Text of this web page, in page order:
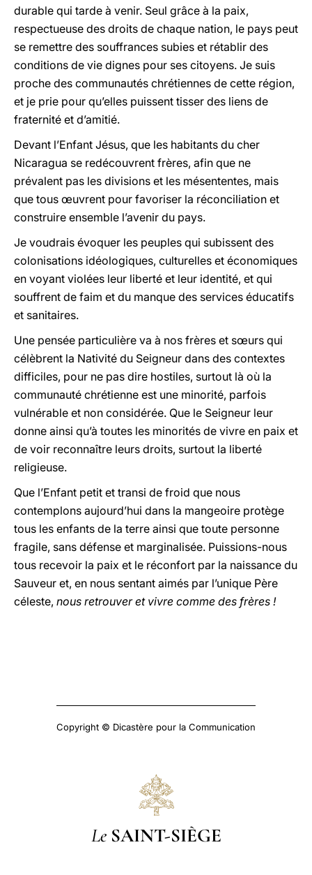
durable qui tarde à venir. Seul grâce à la paix,
respectueuse des droits de chaque nation, le pays peut
se remettre des souffrances subies et rétablir des
conditions de vie dignes pour ses citoyens. Je suis
proche des communautés chrétiennes de cette région,
et je prie pour qu’elles puissent tisser des liens de
fraternité et d’amitié.
Devant l’Enfant Jésus, que les habitants du cher
Nicaragua se redécouvrent frères, afin que ne
prévalent pas les divisions et les mésententes, mais
que tous œuvrent pour favoriser la réconciliation et
construire ensemble l’avenir du pays.
Je voudrais évoquer les peuples qui subissent des
colonisations idéologiques, culturelles et économiques
en voyant violées leur liberté et leur identité, et qui
souffrent de faim et du manque des services éducatifs
et sanitaires.
Une pensée particulière va à nos frères et sœurs qui
célèbrent la Nativité du Seigneur dans des contextes
difficiles, pour ne pas dire hostiles, surtout là où la
communauté chrétienne est une minorité, parfois
vulnérable et non considérée. Que le Seigneur leur
donne ainsi qu’à toutes les minorités de vivre en paix et
de voir reconnaître leurs droits, surtout la liberté
religieuse.
Que l’Enfant petit et transi de froid que nous
contemplons aujourd’hui dans la mangeoire protège
tous les enfants de la terre ainsi que toute personne
fragile, sans défense et marginalisée. Puissions-nous
tous recevoir la paix et le réconfort par la naissance du
Sauveur et, en nous sentant aimés par l’unique Père
céleste, nous retrouver et vivre comme des frères !
Copyright © Dicastère pour la Communication
Le SAINT-SIÈGE